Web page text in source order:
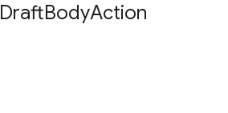
DraftBodyAction